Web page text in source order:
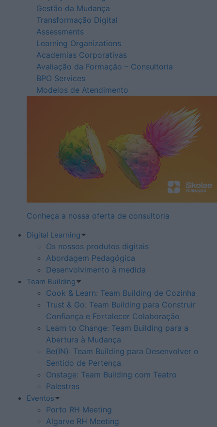
Gestão da Mudança
Transformação Digital
Assessments
Learning Organizations
Academias Corporativas
Avaliação da Formação – Consultoria
BPO Services
Modelos de Atendimento
Conheça a nossa oferta de consultoria
Digital Learning
Os nossos produtos digitais
Abordagem Pedagógica
Desenvolvimento à medida
Team Building
Cook & Learn: Team Building de Cozinha
Trust & Go: Team Building para Construir
Confiança e Fortalecer Colaboração
Learn to Change: Team Building para a
Abertura à Mudança
Be(IN): Team Building para Desenvolver o
Sentido de Pertença
Onstage: Team Building com Teatro
Palestras
Eventos
Porto RH Meeting
Algarve RH Meeting